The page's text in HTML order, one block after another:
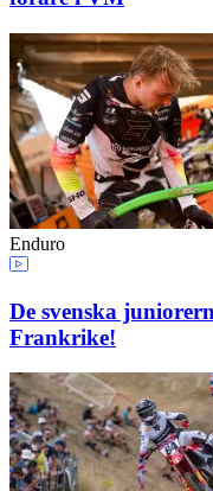
Enduro
De svenska
Frankrike!